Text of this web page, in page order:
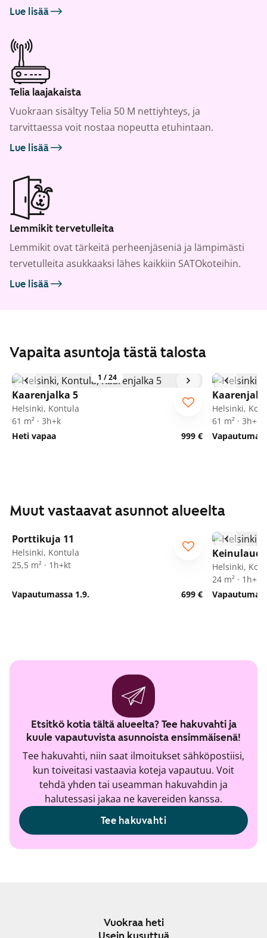
Lue lisää
Telia laajakaista
Vuokraan sisältyy Telia 50 M nettiyhteys, ja
tarvittaessa voit nostaa nopeutta etuhintaan.
Lue lisää
Lemmikit tervetulleita
Lemmikit ovat tärkeitä perheenjäseniä ja lämpimästi
tervetulleita asukkaaksi lähes kaikkiin SATOkoteihin.
Lue lisää
Vapaita asuntoja tästä talosta
1 /24
Kaarenjalka 5
Helsinki, Kontula
61 m² · 3h+k
Heti vapaa
999 €
Helsinki,
61 m² · 3h+k
Muut vastaavat asunnot alueelta
Porttikuja 11
Helsinki, Kontula
25,5 m² · 1h+kt
Vapautumassa 1.9. 699 €
Helsinki,
24 m² · 1h+kt
Etsitkö kotia tältä alueelta? Tee hakuvahti ja
kuule vapautuvista asunnoista ensimmäisenä!
Tee hakuvahti, niin saat ilmoitukset sähköpostiisi,
kun toiveitasi vastaavia koteja vapautuu. Voit
tehdä yhden tai useamman hakuvahdin ja
halutessasi jakaa ne kavereiden kanssa.
Tee hakuvahti
Vuokraa heti
Usein kysyttyä